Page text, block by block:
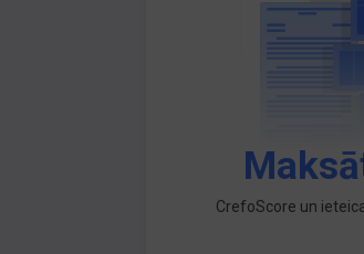
CrefoScore un